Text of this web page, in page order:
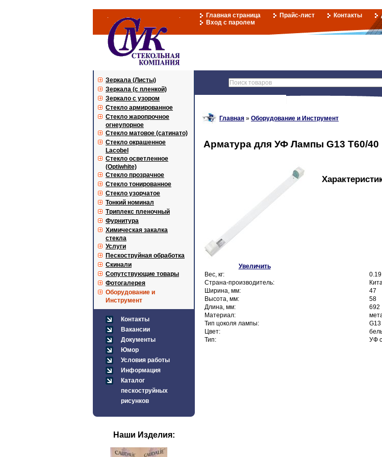
Главная страница Прайс-лист Контакты
Вход с паролем
Зеркала (Листы)
Зеркала (с пленкой)
Зеркало с узором
Стекло армированное
Стекло жаропрочное
огнеупорное
Стекло матовое (сатинато)
Стекло окрашенное
Lacobel
Стекло осветленное
(Optiwhite)
Стекло прозрачное
Стекло тонированное
Стекло узорчатое
Тонкий номинал
Триплекс пленочный
Фурнитура
Химическая закалка
стекла
Услуги
Пескоструйная обработка
Скинали
Сопутствующие товары
Фотогалерея
Оборудование и
Инструмент
Контакты
Вакансии
Документы
Юмор
Условия работы
Информация
Каталог
пескоструйных
рисунков
Наши Изделия:
Главная » Оборудование и Инструмент
Арматура для УФ Лампы G13 T60/40
Увеличить
Вес, кг:
0.19
Страна-производитель:
Ширина, мм:
47
Высота, мм:
58
Длина, мм:
692
Материал:
Тип цоколя лампы:
G13
Цвет:
Тип:
УФ